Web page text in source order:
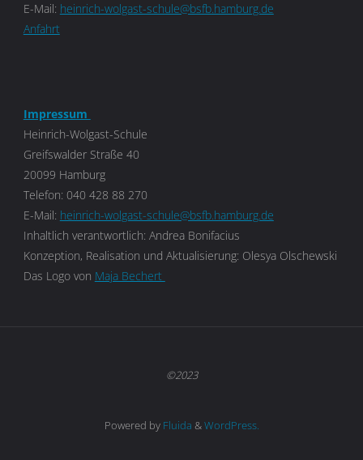
E-Mail: heinrich-wolgast-schule@bsfb.hamburg.de
Anfahrt
Impressum
Heinrich-Wolgast-Schule
Greifswalder Straße 40
20099 Hamburg
Telefon: 040 428 88 270
E-Mail: heinrich-wolgast-schule@bsfb.hamburg.de
Inhaltlich verantwortlich: Andrea Bonifacius
Konzeption, Realisation und Aktualisierung: Olesya Olschewski
Das Logo von Maja Bechert
©2023
Powered byFluida &WordPress.